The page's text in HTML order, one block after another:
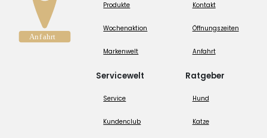
Produkte
Wochenaktion
Markenwelt
Servicewelt
Service
Kundenclub
Kontakt
Öffnungszeiten
Anfahrt
Ratgeber
Hund
Katze